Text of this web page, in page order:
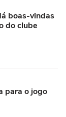
boas-vindas
do clube
para o jogo